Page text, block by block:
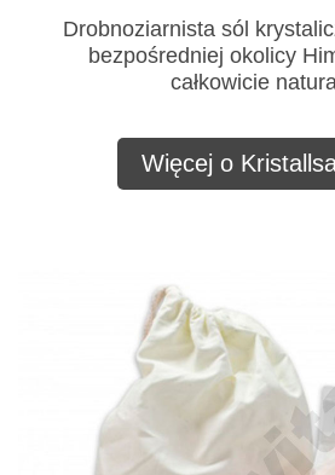
Drobnoziarnista sól
bezpośredniej okolicy
całkowicie
Więcej o